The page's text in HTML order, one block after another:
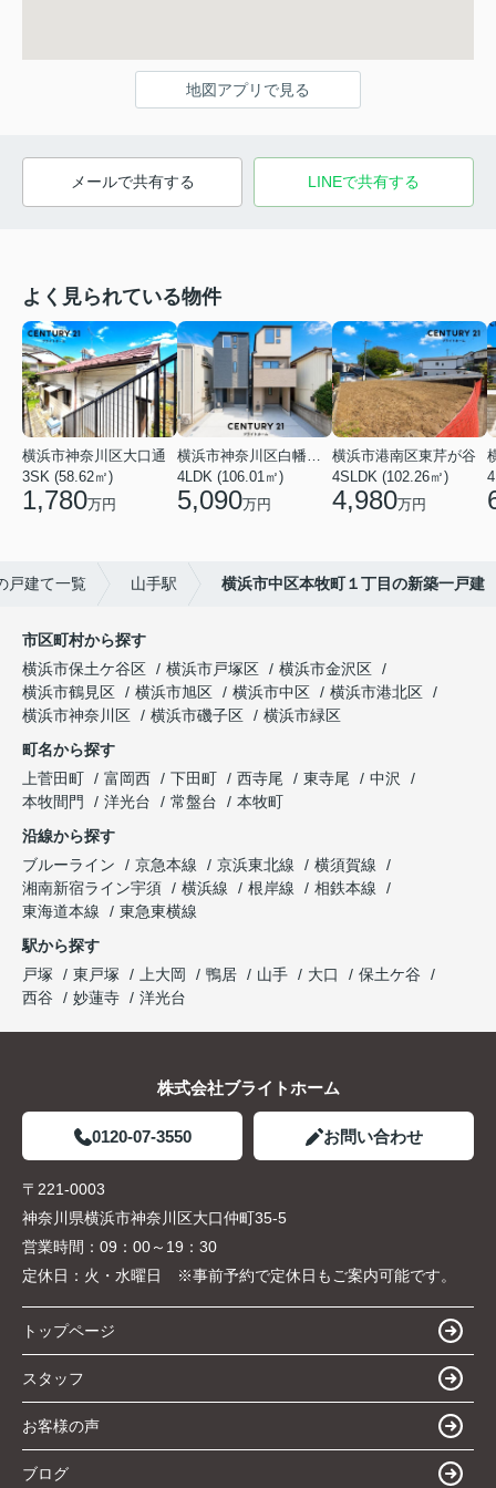
地図アプリで見る
メールで共有する LINEで共有する
よく見られている物件
横浜市神奈川区大口通
3SK (58.62㎡)
1,780万円
横浜市神奈川区白幡東町
4LDK (106.01㎡)
5,090万円
横浜市港南区東芹が谷
4SLDK (102.26㎡)
4,980万円
戸建て一覧 山手駅 横浜市中区本牧町１丁目の新築一戸建
市区町村から探す
横浜市保土ケ谷区
横浜市戸塚区
横浜市金沢区
横浜市鶴見区
横浜市旭区 横浜市中区
横浜市港北区
横浜市神奈川区
横浜市磯子区
横浜市緑区
町名から探す
上菅田町
富岡西 下田町 西寺尾 東寺尾
中沢
本牧間門
洋光台 常盤台
本牧町
沿線から探す
ブルーライン
京急本線 京浜東北線
横須賀線
湘南新宿ライン宇須
横浜線 根岸線
相鉄本線
東海道本線
東急東横線
駅から探す
戸塚
東戸塚 上大岡 鴨居 山手 大口
保土ケ谷
西谷
妙蓮寺 洋光台
株式会社ブライトホーム
0120-07-3550 お問い合わせ
〒221-0003
神奈川県横浜市神奈川区大口仲町35-5
営業時間： 09：00～19：30
定休日： 火・水曜日 ※事前予約で定休日もご案内可能です。
トップページ
スタッフ
お客様の声
ブログ